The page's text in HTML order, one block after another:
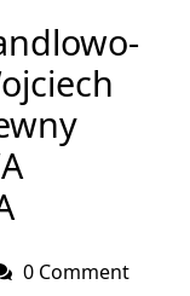
0 Comment